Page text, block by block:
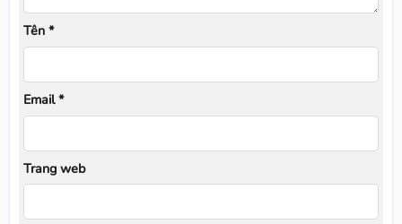
Tên *
Email*
Trang web